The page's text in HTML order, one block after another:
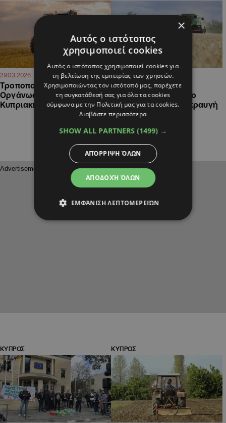
29.03.2026 17:56
Τροποποιείται η Κοινή
Οργάνωση Αγορών από την
Κυπριακή Προεδρία της ΕΕ
18.03.2026 23:30
«Χτυπά» και τους
σιτηροπαραγωγούς ο
αφθώδης πυρετός, κραυγή
απόγνωσης κι από
ΚΥΠΡΟΣ ΚΥΠΡΟΣ
×
Αυτός ο ιστότοπος
χρησιμοποιεί cookies
Αυτός ο ιστότοπος χρησιμοποιεί cookies για
τη βελτίωση της εμπειρίας των χρηστών.
Χρησιμοποιώντας τον ιστότοπό μας, παρέχετε
τη συγκατάθεσή σας για όλα τα cookies
σύμφωνα με την Πολιτική μας για τα cookies.
Διαβάστε περισσότερα
SHOW ALL PARTNERS (1499) →
ΑΠΟΔΟΧΉ ΌΛΩΝ
ΑΠΌΡΡΙΨΗ ΌΛΩΝ
ΕΜΦΆΝΙΣΗ ΛΕΠΤΟΜΕΡΕΙΏΝ